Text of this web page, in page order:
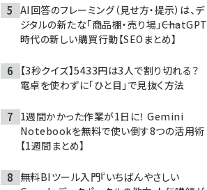
AI回答のフレーミング（見せ方・提示）は、デ
ジタルの新たな「商品棚・売り場」――ChatGPT
時代の新しい購買行動【SEOまとめ】
【3秒クイズ】5433円は3人で割り切れる？
電卓を使わずに「ひと目」で見抜く方法
1週間かかった作業が1日に！ Gemini
Notebookを無料で使い倒す8つの活用術
【1週間まとめ】
無料BIツール入門『いちばんやさしい